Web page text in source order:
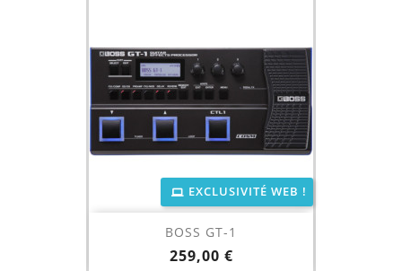
BOSS GT-1
Prix
259,00 €
EXCLUSIVITÉ WEB !